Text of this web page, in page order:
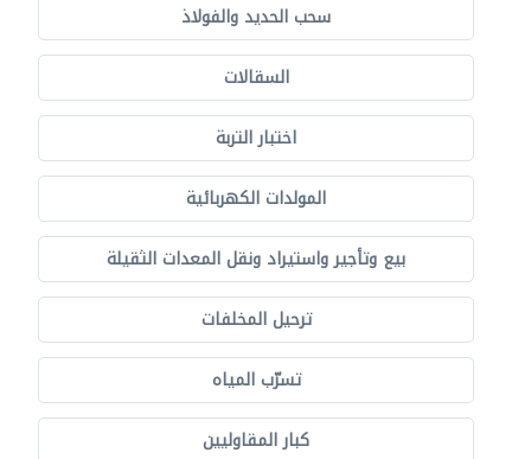
سحب الحديد والفولاذ
السقالات
اختبار التربة
المولدات الكهربائية
بيع وتأجير واستيراد ونقل المعدات الثقيلة
ترحيل المخلفات
تسرّب المياه
كبار المقاوليين